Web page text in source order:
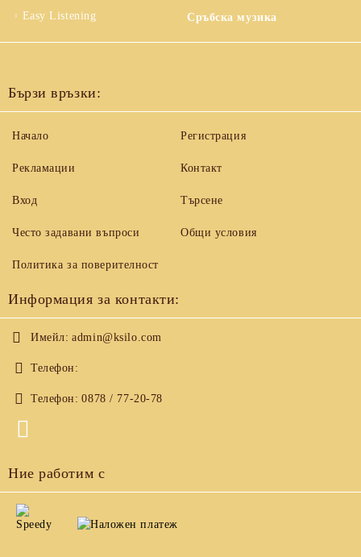
Easy Listening Сръбска музика
Бързи връзки:
Начало
Рекламации
Вход
Често задавани въпроси
Регистрация
Контакт
Търсене
Общи условия
Политика за поверителност
Информация за контакти:
Имейл: admin@ksilo.com
Телефон:
Телефон: 0878 / 77-20-78
Ние работим с